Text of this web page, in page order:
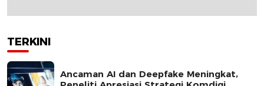
TERKINI
Ancaman AI dan Deepfake Meningkat,